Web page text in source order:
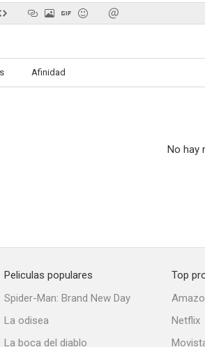
Afinidad
No hay
Peliculas populares
Spider-Man: Brand New Day
La odisea
La boca del diablo
Top
Netflix